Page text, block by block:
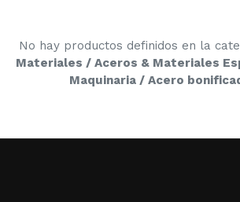
No hay productos definidos en la
Materiales / Aceros & Materiales
Maquinaria / Acero